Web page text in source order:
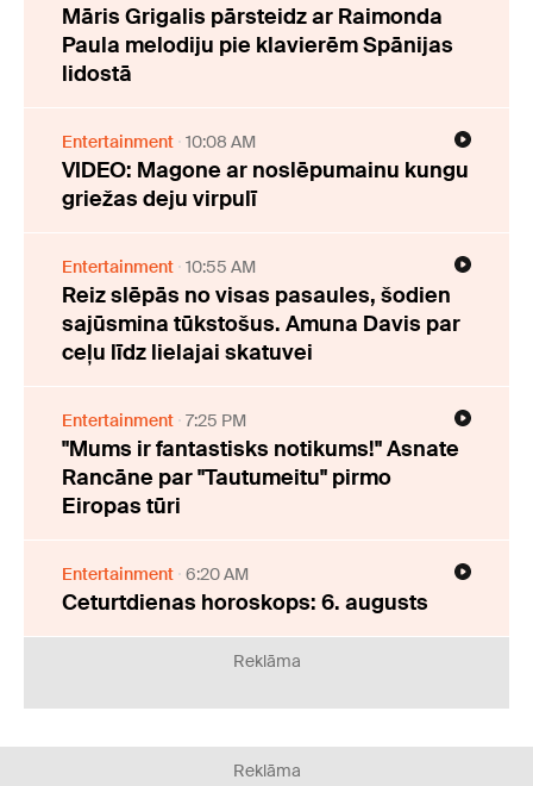
Māris Grigalis pārsteidz ar Raimonda
Paula melodiju pie klavierēm Spānijas
lidostā
Entertainment 10:08 AM
VIDEO: Magone ar noslēpumainu kungu
griežas deju virpulī
Entertainment 10:55 AM
Reiz slēpās no visas pasaules, šodien
sajūsmina tūkstošus. Amuna Davis par
ceļu līdz lielajai skatuvei
Entertainment 7:25 PM
"Mums ir fantastisks notikums!" Asnate
Rancāne par "Tautumeitu" pirmo
Eiropas tūri
Entertainment 6:20 AM
Ceturtdienas horoskops: 6. augusts
Reklāma
Reklāma